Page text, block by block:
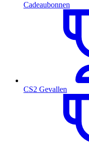
Cadeaubonnen
CS2 Gevallen